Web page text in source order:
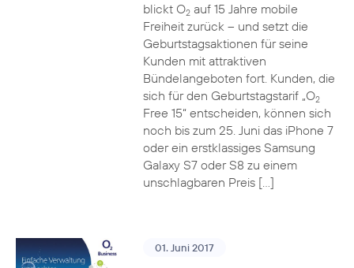
blickt O2auf 15 Jahre mobile
Freiheit zurück – und setzt die
Geburtstagsaktionen für seine
Kunden mit attraktiven
Bündelangeboten fort. Kunden, die
sich für den Geburtstagstarif „O2
Free 15“ entscheiden, können sich
noch bis zum 25. Juni das iPhone 7
oder ein erstklassiges Samsung
Galaxy S7 oder S8 zu einem
unschlagbaren Preis […]
01. Juni 2017